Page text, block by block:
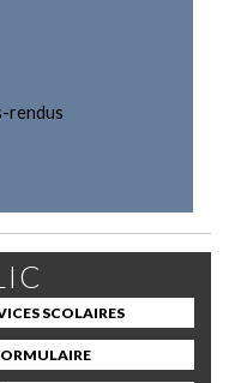
rendus
SCOLAIRES